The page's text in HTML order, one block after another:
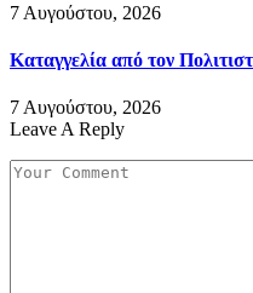
7 Αυγούστου, 2026
Καταγγελία από τον
7 Αυγούστου, 2026
Leave A Reply